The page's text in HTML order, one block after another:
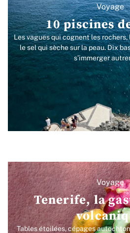
Voyage
10 piscines
Les vagues qui cognent les
le sel qui sèche sur la peau. Dix
s’immerger
Voyage
Tenerife, la
Tables étoilées, cépages